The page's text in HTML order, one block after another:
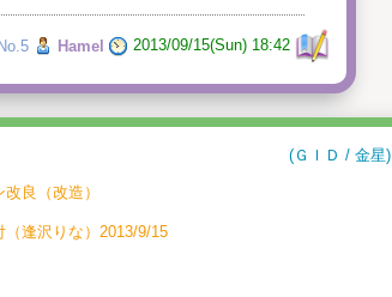
Hamel 2013/09/15(Sun) 18:42
(ＧＩＤ / 金星)
良（改造）
逢沢りな）2013/9/15